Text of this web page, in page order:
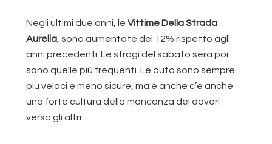
Negli ultimi due anni, leVittime Della Strada
Aurelia , sono aumentate del 12% rispetto agli
anni precedenti. Le stragi del sabato sera poi
sono quelle più frequenti. Le auto sono sempre
più veloci e meno sicure, ma è anche c’è anche
una forte cultura della mancanza dei doveri
verso gli altri.